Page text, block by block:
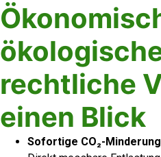
rechtliche
einen Blick
Sofortige CO₂-